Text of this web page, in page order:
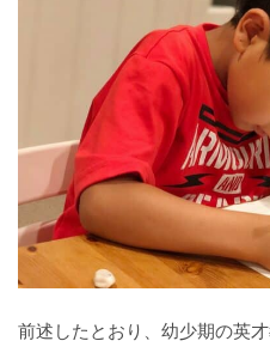
前述したとおり、幼少期の英